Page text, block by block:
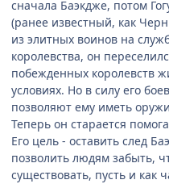
сначала Баэкдже, потом
(ранее известный, как
из элитных воинов на
королевства, он
побежденных королевств
условиях. Но в силу его
позволяют ему иметь
Теперь он старается
Его цель - оставить след
позволить людям забыть,
существовать, пусть и как